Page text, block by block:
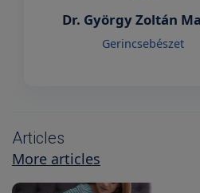
Dr. György Zoltán
Gerincsebészet
Articles
More articles